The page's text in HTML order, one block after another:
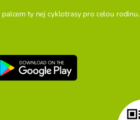
ty nej cyklotrasy pro celou rodinu.